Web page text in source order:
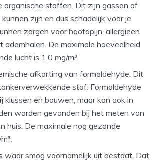
organische stoffen. Dit zijn gassen of
zijn en dus schadelijk voor je
zorgen voor hoofdpijn, allergieën
ademhalen. De maximale hoeveelheid
lucht is 1,0 mg/m³.
afkorting van formaldehyde. Dit
stof. Formaldehyde
klussen en bouwen, maar kan ook in
worden gevonden bij het meten van
huis. De maximale nog gezonde
waar smog voornamelijk uit bestaat. Dat